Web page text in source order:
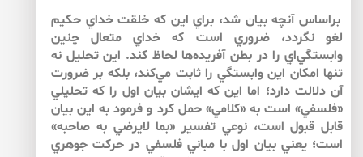
براساس آنچه بيان شد، براي اين كه خلقت خداي حكيم
لغو نگردد، ضروري است كه خداي متعال چنين
وابستگي‌اي را در بطن آفريده‌ها لحاظ كند. اين تحليل نه
تنها امكان اين وابستگي را ثابت مي‌كند، بلكه بر ضرورت
آن دلالت دارد؛ اما اين كه ايشان بيان اول را كه تحليلي
«فلسفي» است به «كلامي» حمل كرد و فرمود به اين بيان
قابل قبول است، نوعي تفسير «بما لايرضي به صاحبه»
است؛ يعني بيان اول با مباني فلسفي در حركت جوهري